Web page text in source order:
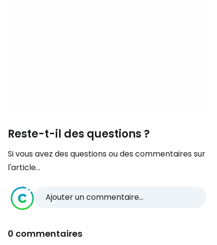
Reste-t-il des questions ?
Si vous avez des questions ou des commentaires sur
l'article...
Ajouter un commentaire...
0 commentaires